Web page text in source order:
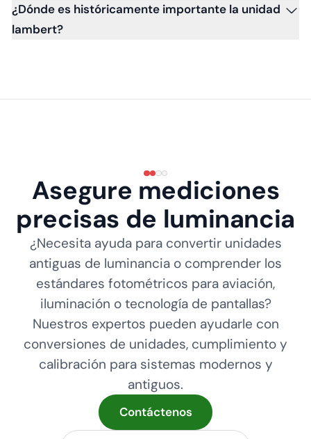
¿Dónde es históricamente importante la unidad
lambert?
Asegure mediciones
precisas de luminancia
¿Necesita ayuda para convertir unidades
antiguas de luminancia o comprender los
estándares fotométricos para aviación,
iluminación o tecnología de pantallas?
Nuestros expertos pueden ayudarle con
conversiones de unidades, cumplimiento y
calibración para sistemas modernos y
antiguos.
Contáctenos